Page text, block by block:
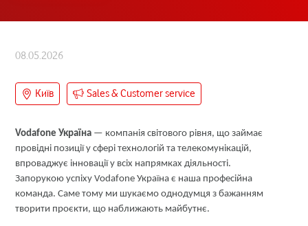
Київ Sales & Customer service
08.05.2026
Vodafone Україна — компанія світового рівня, що займає
провідні позиції у сфері технологій та телекомунікацій,
впроваджує інновації у всіх напрямках діяльності.
Запорукою успіху Vodafone Україна є наша професійна
команда. Саме тому ми шукаємо однодумця з бажанням
творити проєкти, що наближають майбутнє.